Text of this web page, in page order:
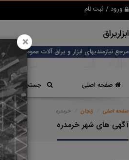
ورود / ثبت نام
ابزاریراق
مرجع نیازمندیهای ابزار و یراق آلات عمومی و صنعتی
صفحه اصلی جستجوی سریع
صفحه اصلی زنجان خرمدره
آگهی های شهر خرمدره
×